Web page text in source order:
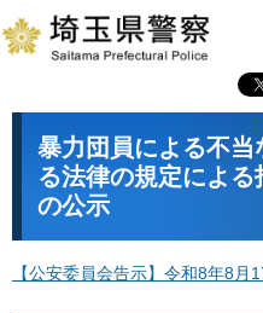
暴力団員による不
る法律の規定によ
の公示
【公安委員会告示】令和8年8月